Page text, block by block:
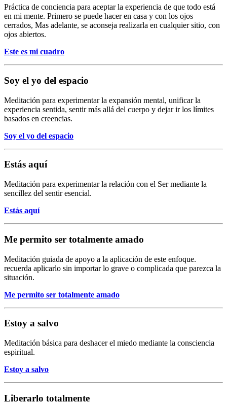
Práctica de conciencia para aceptar la experiencia de que todo está
en mi mente. Primero se puede hacer en casa y con los ojos
cerrados, Mas adelante, se aconseja realizarla en cualquier sitio, con
ojos abiertos.
Este es mi cuadro
Soy el yo del espacio
Meditación para experimentar la expansión mental, unificar la
experiencia sentida, sentir más allá del cuerpo y dejar ir los límites
basados en creencias.
Soy el yo del espacio
Estás aquí
Meditación para experimentar la relación con el Ser mediante la
sencillez del sentir esencial.
Estás aquí
Me permito ser totalmente amado
Meditación guiada de apoyo a la aplicación de este enfoque.
recuerda aplicarlo sin importar lo grave o complicada que parezca la
situación.
Me permito ser totalmente amado
Estoy a salvo
Meditación básica para deshacer el miedo mediante la consciencia
espiritual.
Estoy a salvo
Liberarlo totalmente